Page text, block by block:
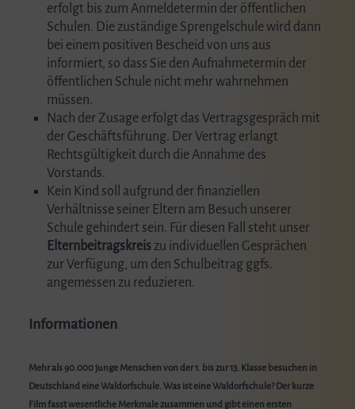
erfolgt bis zum Anmeldetermin der öffentlichen
Schulen. Die zuständige Sprengelschule wird dann
bei einem positiven Bescheid von uns aus
informiert, so dass Sie den Aufnahmetermin der
öffentlichen Schule nicht mehr wahrnehmen
müssen.
Nach der Zusage erfolgt das Vertragsgespräch mit
der Geschäftsführung. Der Vertrag erlangt
Rechtsgültigkeit durch die Annahme des
Vorstands.
Kein Kind soll aufgrund der finanziellen
Verhältnisse seiner Eltern am Besuch unserer
Schule gehindert sein. Für diesen Fall steht unser
Elternbeitragskreis zu individuellen Gesprächen
zur Verfügung, um den Schulbeitrag ggfs.
angemessen zu reduzieren.
Informationen
Mehr als 90.000 junge Menschen von der 1. bis zur 13. Klasse besuchen in
Deutschland eine Waldorfschule. Was ist eine Waldorfschule? Der kurze
Film fasst wesentliche Merkmale zusammen und gibt einen ersten